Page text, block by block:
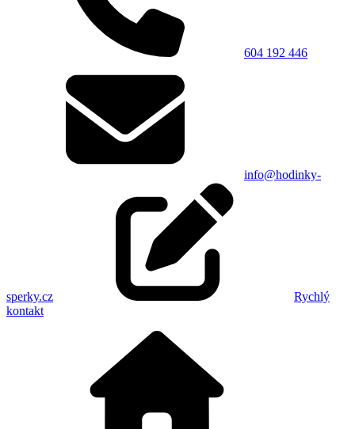
604 192 446
info@hodinky-
sperky.cz
Rychlý
kontakt